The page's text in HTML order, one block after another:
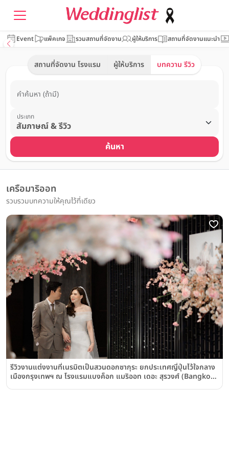
Event แพ็คเกจ รวมสถานที่จัดงาน ผู้ให้บริการ สถานที่จัดงานแนะนำ
สถานที่จัดงาน โรงแรม ผู้ให้บริการ บทความ รีวิว
คำค้นหา (ถ้ามี)
ประเภท
ค้นหา
เครือมาริออท
รวบรวมบทความให้คุณไว้ที่เดียว
รีวิวงานแต่งงานที่เนรมิตเป็นสวนดอกซากุระ ยกประเทศญี่ปุ่นไว้ใจกลาง
เมืองกรุงเทพฯ ณ โรงแรมแบงค็อก แมริออท เดอะ สุรวงศ์ (Bangkok